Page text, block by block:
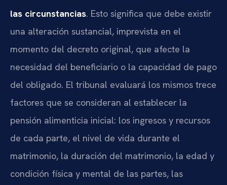
las circunstancias. Esto significa que debe existir
una alteración sustancial, imprevista en el
momento del decreto original, que afecte la
necesidad del beneficiario o la capacidad de pago
del obligado. El tribunal evaluará los mismos trece
factores que se consideran al establecer la
pensión alimenticia inicial: los ingresos y recursos
de cada parte, el nivel de vida durante el
matrimonio, la duración del matrimonio, la edad y
condición física y mental de las partes, las